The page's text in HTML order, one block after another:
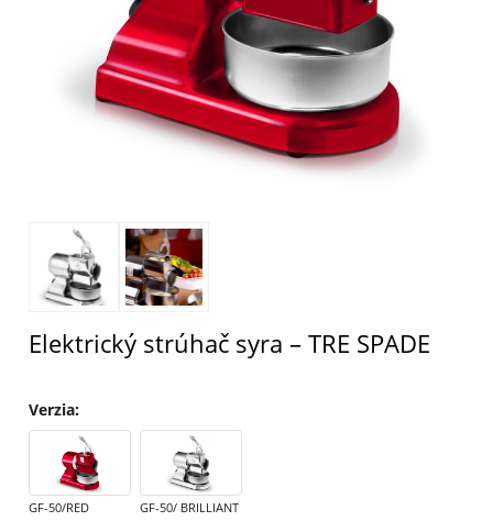
Elektrický strúhač syra – TRE SPADE
Verzia:
GF-50/RED GF-50/ BRILLIANT